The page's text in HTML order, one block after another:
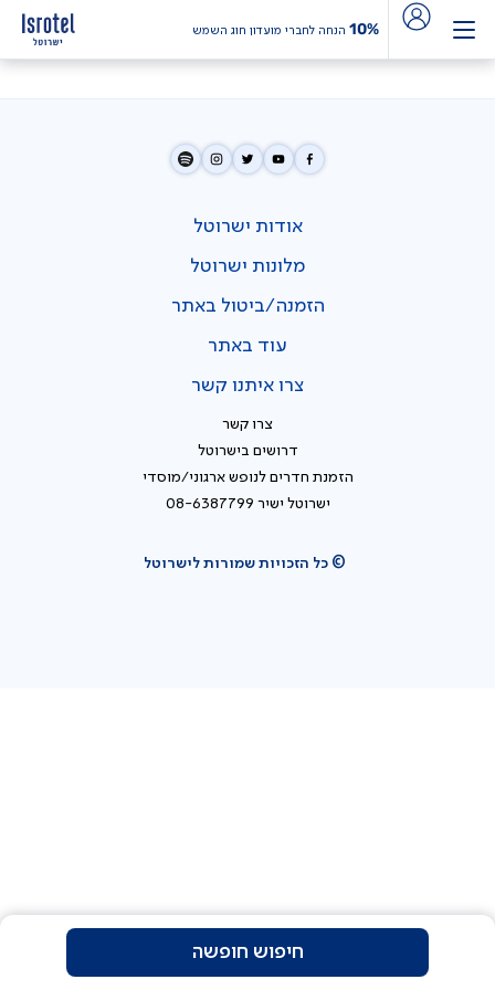
10% הנחה לחברי מועדון חוג השמש
אודות ישרוטל
מלונות ישרוטל
הזמנה/ביטול באתר
עוד באתר
צרו איתנו קשר
צרו קשר
דרושים בישרוטל
הזמנת חדרים לנופש ארגוני/מוסדי
ישרוטל ישיר 08-6387799
© כל הזכויות שמורות לישרוטל
חיפוש חופשה